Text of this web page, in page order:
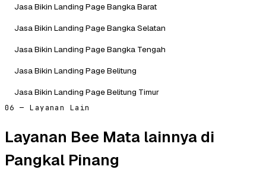
Jasa Bikin Landing Page Bangka Barat
Jasa Bikin Landing Page Bangka Selatan
Jasa Bikin Landing Page Bangka Tengah
Jasa Bikin Landing Page Belitung
Jasa Bikin Landing Page Belitung Timur
06 — Layanan Lain
Layanan Bee Mata lainnya di
Pangkal Pinang